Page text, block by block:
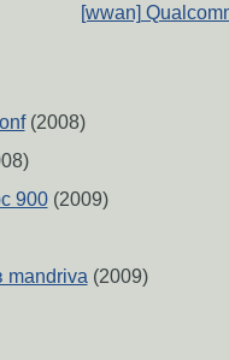
[wwan]
(2008)
900(2009)
mandriva(2009)